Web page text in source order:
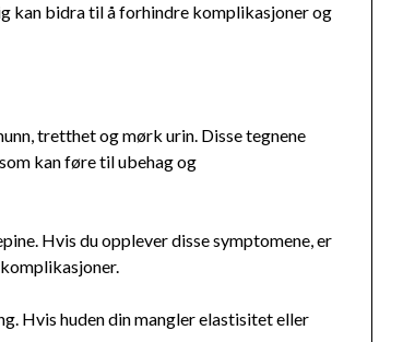
kan bidra til å forhindre komplikasjoner og
tretthet og mørk urin. Disse tegnene
kan føre til ubehag og
Hvis du opplever disse symptomene, er
Hvis huden din mangler elastisitet eller